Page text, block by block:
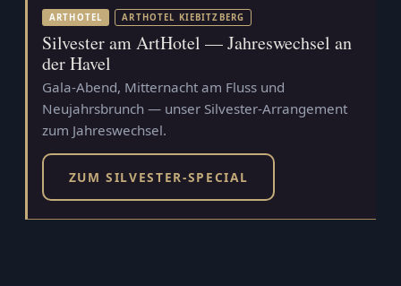
ARTHOTEL ARTHOTEL KIEBITZBERG
Silvester am ArtHotel — Jahreswechsel an
der Havel
Gala-Abend, Mitternacht am Fluss und
Neujahrsbrunch — unser Silvester-Arrangement
zum Jahreswechsel.
ZUM SILVESTER-SPECIAL